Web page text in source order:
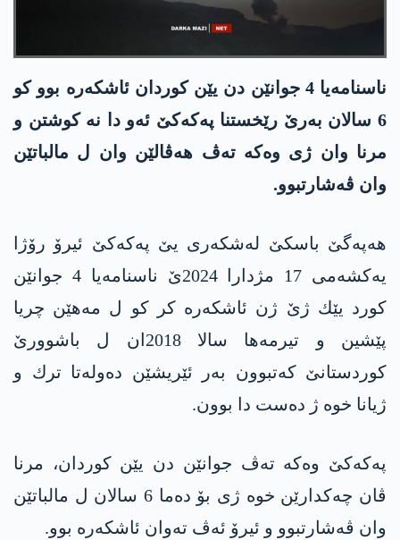
ناسنامه‌یا 4 جوانێن دن یێن كوردان ئاشكه‌ره‌ بوو كو
6 سالان به‌رێ رێخستنا په‌كه‌كێ ئه‌و دا نه‌ كوشتن و
مرنا وان ژی وه‌كه‌ ته‌ڤ هه‌ڤالێن وان ل مالباتێن
وان ڤه‌شارتبوو.
هه‌په‌گێ باسكێ له‌شكه‌ری یێ په‌كه‌كێ ئیرۆ رۆژا
یه‌كشه‌می 17 مژدارا 2024ێ ناسنامه‌یا 4 جوانێن
كورد یێك ژێ ژن ئاشكه‌ره‌ كر كو ل مه‌هێن چریا
پێشین و تیرمه‌ها سالا 2018ان ل باشوورێ
كوردستانێ كه‌تبوون به‌ر ئێریشێن ده‌وله‌تا ترك و
ژیانا خوه‌ ژ ده‌ست دا بوون.
په‌كه‌كێ وه‌كه‌ ته‌ڤ جوانێن دن یێن كوردان، مرنا
ڤان چه‌كدارێن خوه‌ ژی بۆ ده‌ما 6 سالان ل مالباتێن
وان ڤه‌شارتبوو و ئیرۆ ئه‌ڤ ته‌وان ئاشكه‌ره‌ بوو.